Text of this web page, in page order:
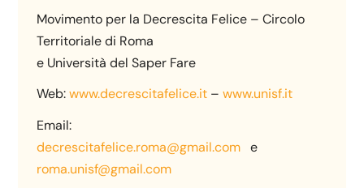
Movimento per la Decrescita Felice – Circolo
Territoriale di Roma
e Università del Saper Fare
Web:www.decrescitafelice.it –www.unisf.it
Email:
decrescitafelice.roma@gmail.com e
roma.unisf@gmail.com